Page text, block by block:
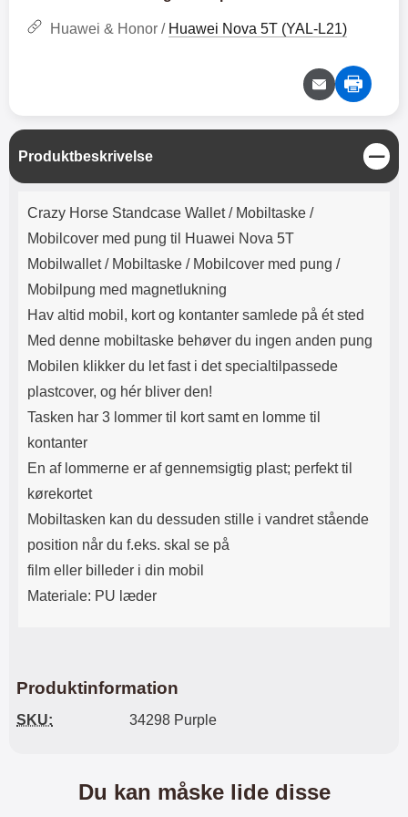
kabel medfølger. Produktet er CE
DC5V/3.0A (15W) 9V/2.0A (18W)
12V/1.5 (18W) Type-C: 5V/3A
12V/1.67A(PD20W) Total Effekt:
5V/3A Max Maximum output:
meter Farve: Hvid
Huawei & Honor / Huawei Nova 5T (YAL-L21)
Produktbeskrivelse
L
u
k
Produktbeskrivelse
Crazy Horse Standcase Wallet / Mobiltaske /
Mobilcover med pung til Huawei Nova 5T
Mobilwallet / Mobiltaske / Mobilcover med pung /
Mobilpung med magnetlukning
Hav altid mobil, kort og kontanter samlede på ét sted
Med denne mobiltaske behøver du ingen anden pung
Mobilen klikker du let fast i det specialtilpassede
plastcover, og hér bliver den!
Tasken har 3 lommer til kort samt en lomme til
kontanter
En af lommerne er af gennemsigtig plast; perfekt til
kørekortet
Mobiltasken kan du dessuden stille i vandret stående
position når du f.eks. skal se på
film eller billeder i din mobil
Materiale: PU læder
Produktinformation
SKU: 34298 Purple
Du kan måske lide disse